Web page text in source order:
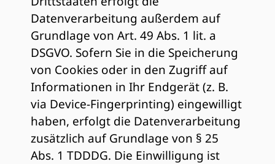
Datenverarbeitung außerdem auf
Grundlage von Art. 49 Abs. 1 lit. a
DSGVO. Sofern Sie in die Speicherung
von Cookies oder in den Zugriff auf
Informationen in Ihr Endgerät (z. B.
via Device-Fingerprinting) eingewilligt
haben, erfolgt die Datenverarbeitung
zusätzlich auf Grundlage von § 25
Abs. 1 TDDDG. Die Einwilligung ist